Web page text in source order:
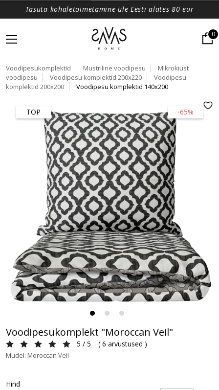
Tasuta kohaletoimetamine üle Eesti alates 80 eur
0
Voodipesukomplektid Mustriline voodipesu
Mikrokiust
voodipesu
Voodipesu komplektid 200x220
Voodipesu
komplektid 200x200
Voodipesu komplektid 140x200
-65%
TOP
Voodipesukomplekt "Moroccan Veil"
5 / 5 ( 6 arvustused )
Mudel: Moroccan Veil
Hind